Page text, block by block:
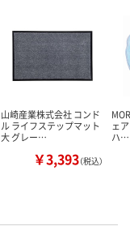
山崎産業株式会社 コンド
ル ライフステップマット
大 グレー…
￥3,393（税込）
ェ
ハ…